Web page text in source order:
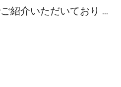
ご紹介いただいており …